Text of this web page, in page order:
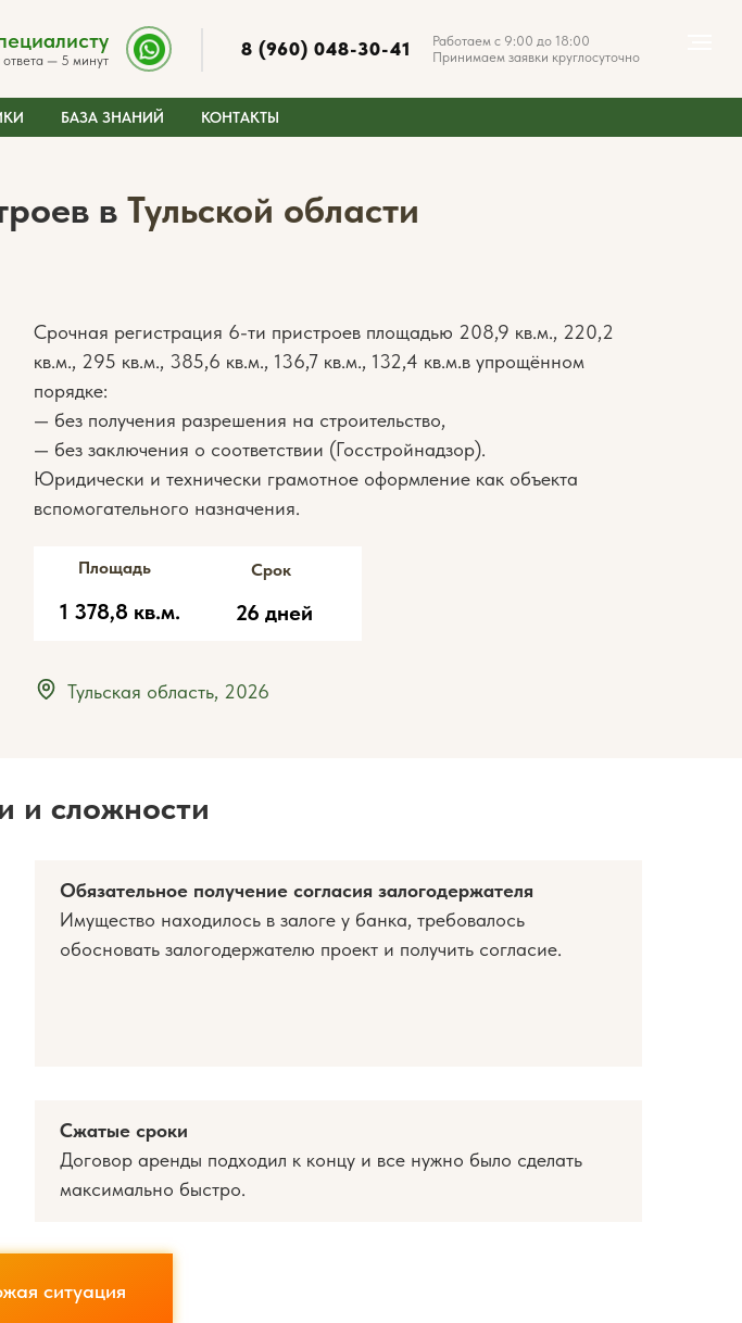
8 (960) 048-30-41
Работаем с 9:00 до 18:00
Принимаем заявки круглосуточно
— 5 минут
БАЗА ЗНАНИЙ КОНТАКТЫ
в Тульской области
Тульская область, 2026
Срочная регистрация 6-ти пристроев площадью 208,9 кв.м., 220,2
кв.м., 295 кв.м., 385,6 кв.м., 136,7 кв.м., 132,4 кв.м.в упрощённом
порядке:
— без получения разрешения на строительство,
— без заключения о соответствии (Госстройнадзор).
Юридически и технически грамотное оформление как объекта
вспомогательного назначения.
26 дней
Срок
1 378,8 кв.м.
Площадь
и сложности
ситуация
Сжатые сроки
Договор аренды подходил к концу и все нужно было сделать
максимально быстро.
Обязательное получение согласия залогодержателя
Имущество находилось в залоге у банка, требовалось
обосновать залогодержателю проект и получить согласие.